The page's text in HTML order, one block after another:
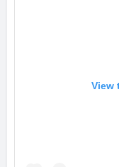
View